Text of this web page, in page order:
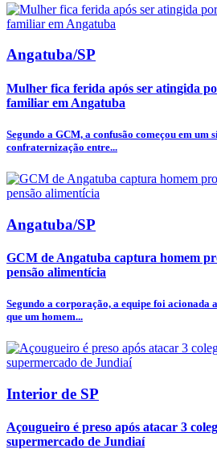
Angatuba/SP
Mulher fica ferida após ser atingida
familiar em Angatuba
Segundo a GCM, a confusão começou em um
confraternização entre...
Angatuba/SP
GCM de Angatuba captura homem
pensão alimentícia
Segundo a corporação, a equipe foi acionada
que um homem...
Interior de SP
Açougueiro é preso após atacar 3
supermercado de Jundiaí